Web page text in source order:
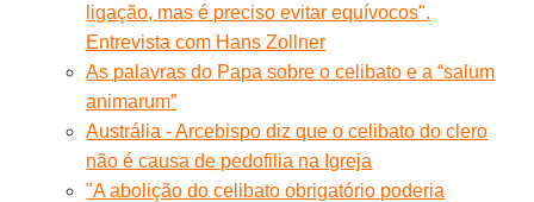
ligação, mas é preciso evitar equívocos".
Entrevista com Hans Zollner
As palavras do Papa sobre o celibato e a “salum
animarum”
Austrália - Arcebispo diz que o celibato do clero
não é causa de pedofilia na Igreja
"A abolição do celibato obrigatório poderia